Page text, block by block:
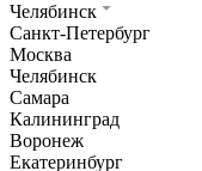
Челябинск
Санкт-Петербург
Москва
Челябинск
Самара
Калининград
Воронеж
Екатеринбург